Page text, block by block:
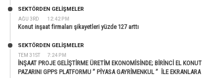
AĞU 3RD 12:42 PM
SEKTÖRDEN GELIŞMELER
Konut inşaat firmaları şikayetleri yüzde 127 arttı
TEM 31ST 7:24 PM
SEKTÖRDEN GELIŞMELER
İNŞAAT PROJE GELİŞTİRME ÜRETİM EKONOMİSİNDE; BİRİNCİ EL KONUT
PAZARINI GPPS PLATFORMU ” PİYASA GAYRİMENKUL ” İLE EKRANLARA